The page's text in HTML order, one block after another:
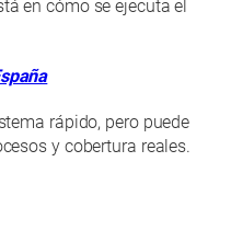
en cómo se ejecuta el
rápido, pero puede
y cobertura reales.